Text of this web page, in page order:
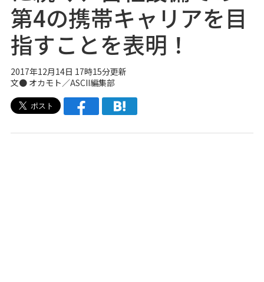
第4の携帯キャリアを目
指すことを表明！
2017年12月14日 17時15分更新
文● オカモト／ASCII編集部